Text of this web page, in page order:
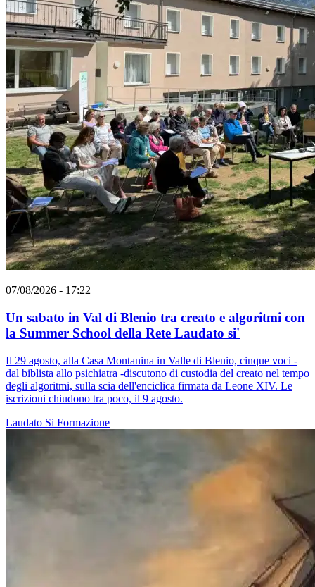
07/08/2026 - 17:22
Un sabato in Val di Blenio tra creato e algoritmi con
la Summer School della Rete Laudato si'
Il 29 agosto, alla Casa Montanina in Valle di Blenio, cinque voci -
dal biblista allo psichiatra -discutono di custodia del creato nel tempo
degli algoritmi, sulla scia dell'enciclica firmata da Leone XIV. Le
iscrizioni chiudono tra poco, il 9 agosto.
Laudato Si Formazione